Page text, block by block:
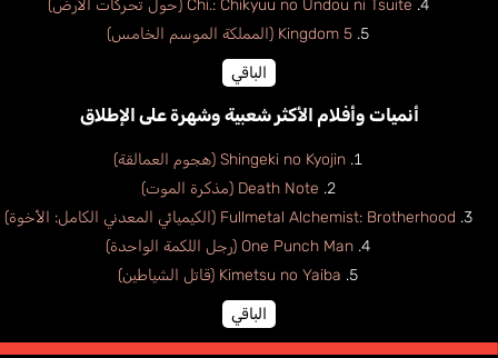
Chi.: Chikyuu no Undou ni Tsuite (حول تحركات الأرض)
Kingdom 5 (المملكة الموسم الخامس)
الباقي
أنميات وأفلام الأكثر شعبية وشهرة على الإطلاق
Shingeki no Kyojin (هجوم العمالقة)
Death Note (مذكرة الموت)
Fullmetal Alchemist: Brotherhood (الكيميائي المعدني الكامل: الأخوة)
One Punch Man (رجل اللكمة الواحدة)
Kimetsu no Yaiba (قاتل الشياطين)
الباقي